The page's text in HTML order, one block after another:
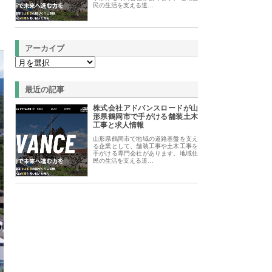
民の生活を支える道…
アーカイブ
最近の記事
株式会社アドバンスロードが山
形県鶴岡市で手がける舗装土木
工事と求人情報
山形県鶴岡市で地域の道路基盤を支え
る企業として、舗装工事や土木工事を
手がける専門会社があります。地域住
民の生活を支える道…